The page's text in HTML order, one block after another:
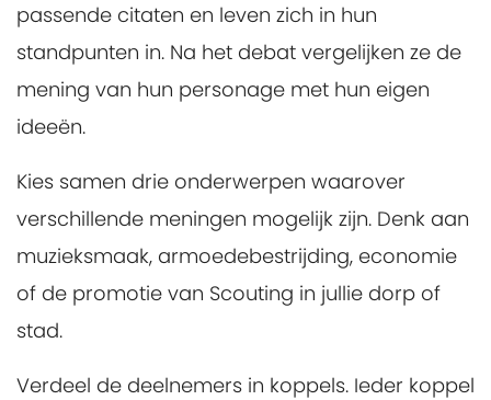
passende citaten en leven zich in hun
standpunten in. Na het debat vergelijken ze de
mening van hun personage met hun eigen
ideeën.
Kies samen drie onderwerpen waarover
verschillende meningen mogelijk zijn. Denk aan
muzieksmaak, armoedebestrijding, economie
of de promotie van Scouting in jullie dorp of
stad.
Verdeel de deelnemers in koppels. Ieder koppel